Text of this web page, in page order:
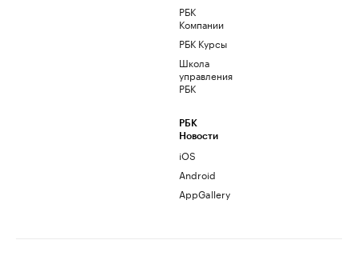
РБК
Компании
РБК Курсы
Школа
управления
РБК
РБК
Новости
iOS
Android
AppGallery